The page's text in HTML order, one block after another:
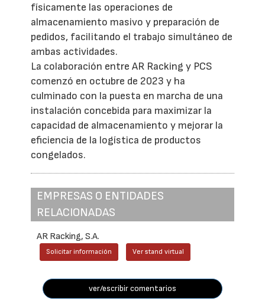
físicamente las operaciones de
almacenamiento masivo y preparación de
pedidos, facilitando el trabajo simultáneo de
ambas actividades.
La colaboración entre AR Racking y PCS
comenzó en octubre de 2023 y ha
culminado con la puesta en marcha de una
instalación concebida para maximizar la
capacidad de almacenamiento y mejorar la
eficiencia de la logística de productos
congelados.
EMPRESAS O ENTIDADES
RELACIONADAS
AR Racking, S.A.
Solicitar información Ver stand virtual
ver/escribir comentarios